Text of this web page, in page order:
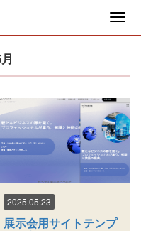
展示会用サイトテンプ
2025.05.23